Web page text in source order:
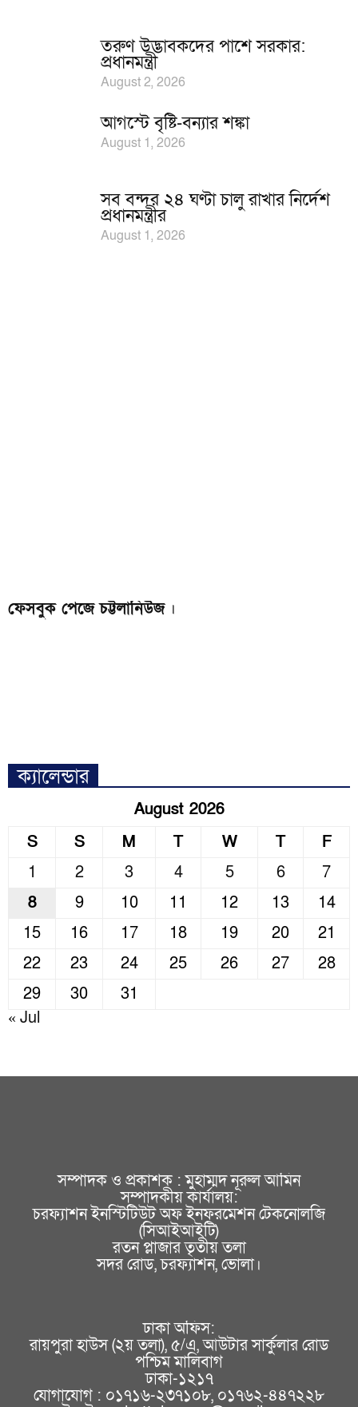
তরুণ উদ্ভাবকদের পাশে সরকার:
প্রধানমন্ত্রী
August 2, 2026
আগস্টে বৃষ্টি-বন্যার শঙ্কা
August 1, 2026
সব বন্দর ২৪ ঘণ্টা চালু রাখার নির্দেশ
প্রধানমন্ত্রীর
August 1, 2026
ফেসবুক পেজে চট্টলানিউজ ।
ক্যালেন্ডার
August 2026
S
S M T W T
F
1
2 3 4 5 6
7
8
9 10 11 12 13
14
15
16 17 18 19 20
21
22
23 24 25 26 27
28
29
30
31
« Jul
সম্পাদক ও প্রকাশক : মুহাম্মদ নূরুল আমিন
সম্পাদকীয় কার্যালয়:
চরফ্যাশন ইনস্টিটিউট অফ ইনফরমেশন টেকনোলজি
(সিআইআইটি)
রতন প্লাজার তৃতীয় তলা
সদর রোড, চরফ্যাশন, ভোলা।
ঢাকা অফিস:
রায়পুরা হাউস (২য় তলা), ৫/এ, আউটার সার্কুলার রোড
পশ্চিম মালিবাগ
ঢাকা-১২১৭
যোগাযোগ : ০১৭১৬-২৩৭১০৮, ০১৭৬২-৪৪৭২২৮